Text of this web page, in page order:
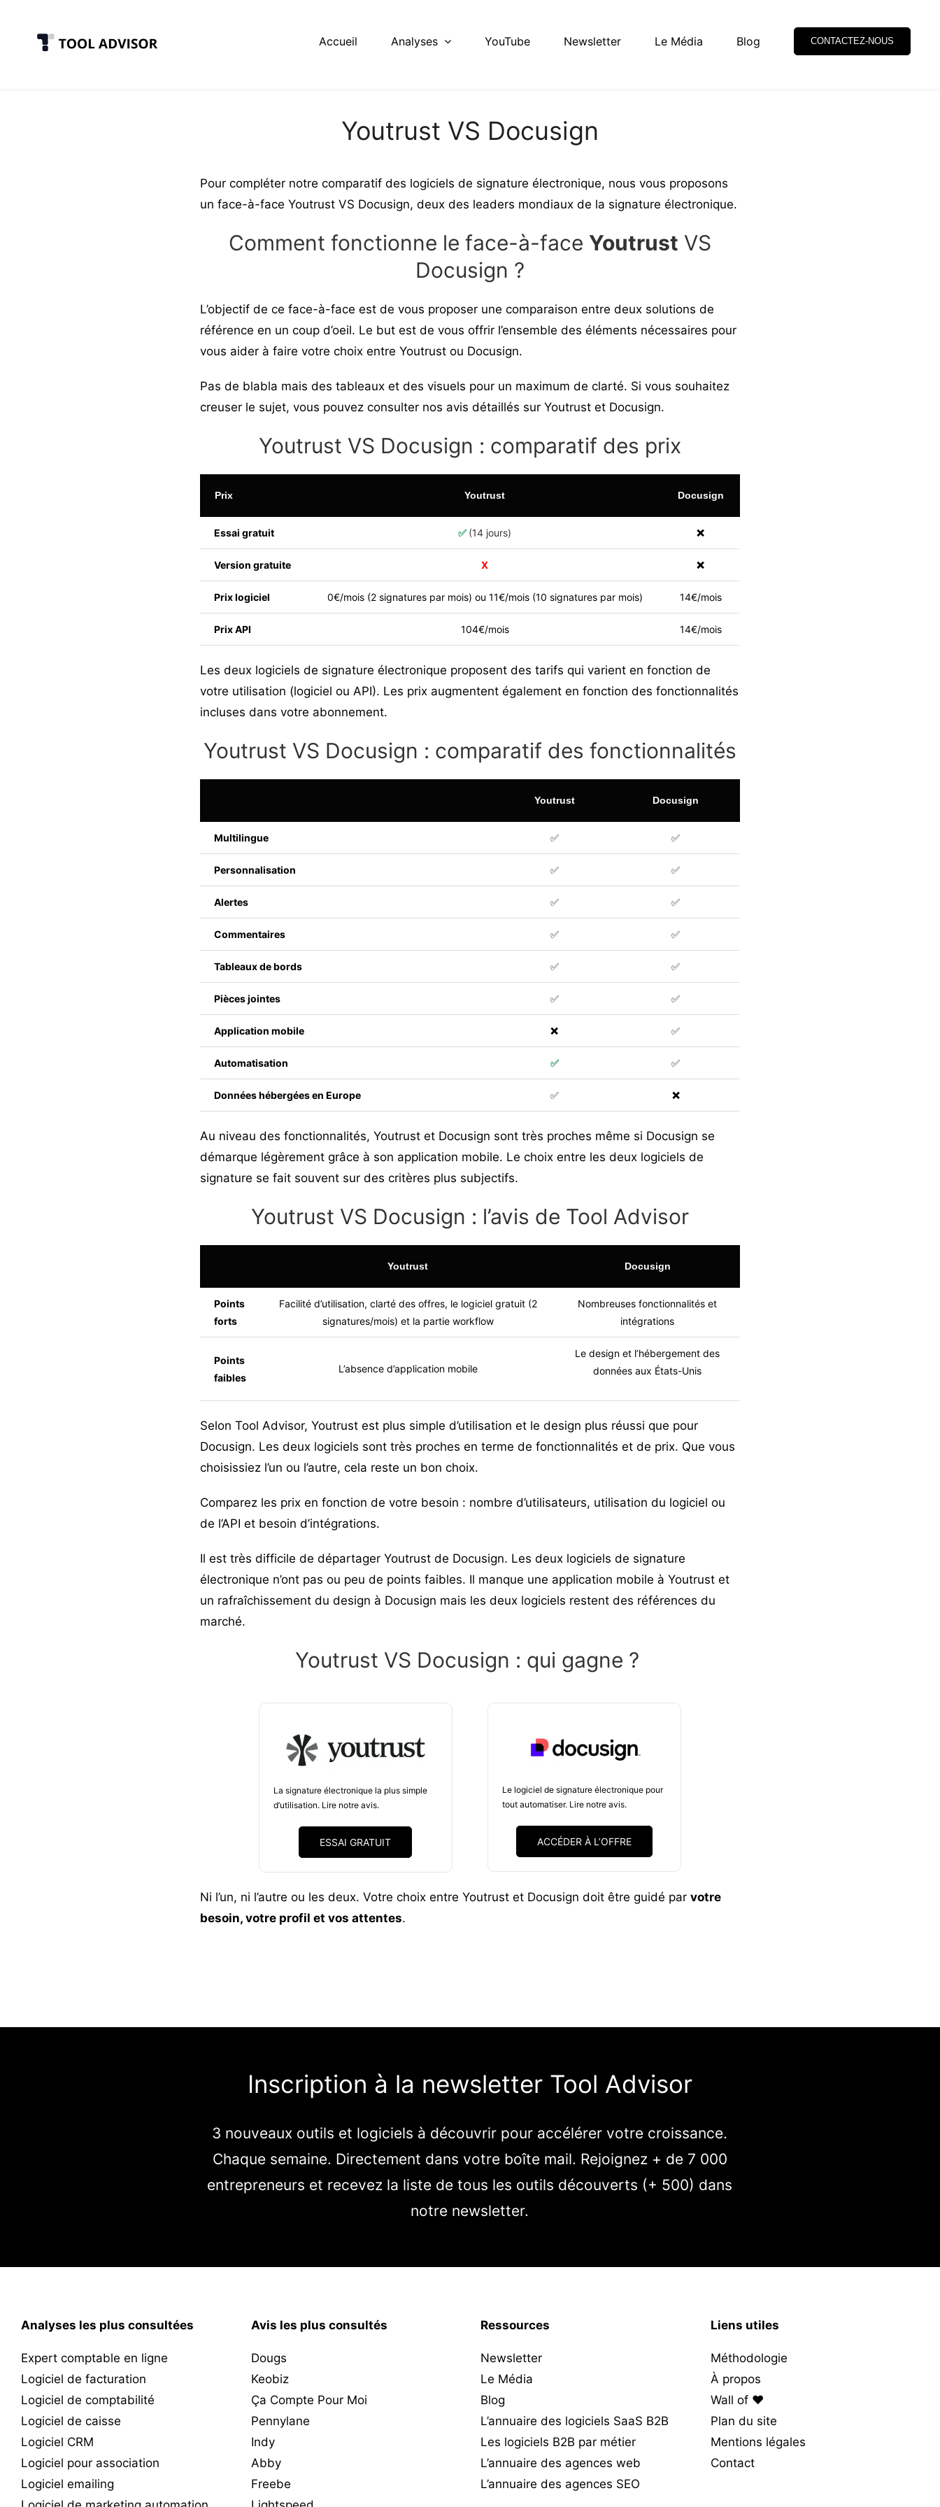
Accueil Analyses YouTube Newsletter Le Média Blog CONTACTEZ-NOUS
Youtrust VS Docusign
Pour compléter notre comparatif des logiciels de signature électronique, nous vous proposons
un face-à-face YoutrustVS Docusign, deux des leaders mondiaux de la signature électronique.
Comment fonctionne le face-à-face Youtrust VS
Docusign ?
L’objectif de ce face-à-face est de vous proposer une comparaison entre deux solutions de
référence en un coup d’oeil. Le but est de vous offrir l’ensemble des éléments nécessaires pour
vous aider à faire votre choix entre Youtrustou Docusign.
Pas de blabla mais des tableaux et des visuels pour un maximum de clarté. Si vous souhaitez
creuser le sujet, vous pouvez consulter nos avis détaillés sur Youtrustet Docusign.
Youtrust VS Docusign : comparatif des prix
Prix Youtrust Docusign
Essai gratuit ✅ (14 jours) ❌
Version gratuite X ❌
Prix logiciel 0€/mois (2 signatures par mois) ou 11€/mois (10 signatures par mois) 14€/mois
Prix API 104€/mois 14€/mois
Les deux logiciels de signature électronique proposent des tarifs qui varient en fonction de
votre utilisation (logiciel ou API). Les prix augmentent également en fonction des fonctionnalités
incluses dans votre abonnement.
Youtrust VS Docusign : comparatif des fonctionnalités
Youtrust Docusign
Multilingue ✅ ✅
Personnalisation ✅ ✅
Alertes ✅ ✅
Commentaires ✅ ✅
Tableaux de bords ✅ ✅
Pièces jointes ✅ ✅
Application mobile ❌ ✅
Automatisation ✅ ✅
Données hébergées en Europe ✅ ❌
Au niveau des fonctionnalités, Youtrustet Docusign sont très proches même si Docusign se
démarque légèrement grâce à son application mobile. Le choix entre les deux logiciels de
signature se fait souvent sur des critères plus subjectifs.
Youtrust VS Docusign : l’avis de Tool Advisor
Youtrust Docusign
Points
forts
Facilité d’utilisation, clarté des offres, le logiciel gratuit(2
signatures/mois) et la partie workflow
Nombreuses fonctionnalités et
intégrations
Points
faibles
L’absence d’application mobile
Le design et l’hébergement des
données aux États-Unis
Selon Tool Advisor, Youtrustest plus simple d’utilisation et le design plus réussi que pour
Docusign. Les deux logiciels sont très proches en terme de fonctionnalités et de prix. Que vous
choisissiez l’un ou l’autre, cela reste un bon choix.
Comparez les prix en fonction de votre besoin : nombre d’utilisateurs, utilisation du logiciel ou
de l’API et besoin d’intégrations.
Il est très difficile de départager Youtrustde Docusign. Les deux logiciels de signature
électronique n’ont pas ou peu de points faibles. Il manque une application mobile à Youtrustet
un rafraîchissement du design à Docusign mais les deux logiciels restent des références du
marché.
Youtrust VS Docusign : qui gagne ?
La signature électronique la plus simple
d’utilisation. Lire notre avis.
ESSAI GRATUIT
Le logiciel de signature électronique pour
tout automatiser. Lire notre avis.
ACCÉDER À L’OFFRE
Ni l’un, ni l’autre ou les deux. Votre choix entre Youtrustet Docusign doit être guidé par votre
besoin, votre profil et vos attentes.
Inscription à la newsletter Tool Advisor
3 nouveaux outils et logiciels à découvrir pour accélérer votre croissance.
Chaque semaine. Directement dans votre boîte mail. Rejoignez + de 7 000
entrepreneurs et recevez la liste de tous les outils découverts (+ 500) dans
notre newsletter.
Analyses les plus consultées
Expert comptable en ligne
Logiciel de facturation
Logiciel de comptabilité
Logiciel de caisse
Logiciel CRM
Logiciel pour association
Logiciel emailing
Avis les plus consultés
Dougs
Keobiz
Ça Compte Pour Moi
Pennylane
Indy
Abby
Freebe
Ressources
Newsletter
Le Média
Blog
L’annuaire des logiciels SaaS B2B
Les logiciels B2B par métier
L’annuaire des agences web
L’annuaire des agences SEO
Liens utiles
Méthodologie
À propos
Wall of ❤️
Plan du site
Mentions légales
Contact